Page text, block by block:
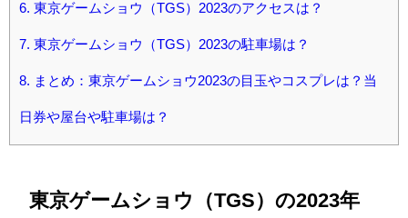
6. 東京ゲームショウ（TGS）2023のアクセスは？
7. 東京ゲームショウ（TGS）2023の駐車場は？
8. まとめ：東京ゲームショウ2023の目玉やコスプレは？当
日券や屋台や駐車場は？
東京ゲームショウ（TGS）の2023年